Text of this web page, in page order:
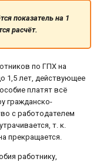
показатель на 1
расчёт.
по ГПХ на
1,5 лет, действующее
платят всё
гражданско-
с работодателем
т. к.
прекращается.
работнику,